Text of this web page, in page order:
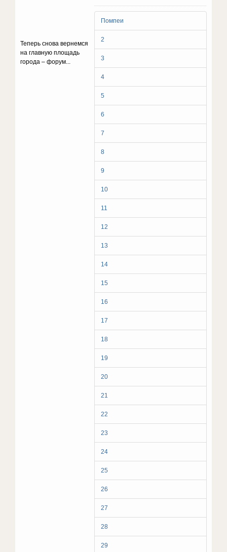
Помпеи
2
3
4
5
6
7
8
9
10
11
12
13
14
15
16
17
18
19
20
21
22
23
24
25
26
27
28
29
Теперь снова вернемся
на главную площадь
города – форум...